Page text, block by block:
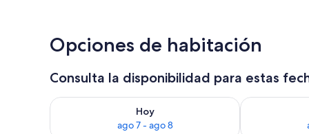
Opciones de habitación
Consulta la disponibilidad para estas
Hoy
ago 7 - ago 8
Consulta la disponibilidad para hoy ago 7 - ago 8
Consulta la